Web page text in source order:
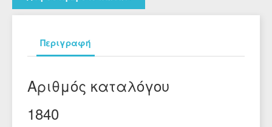
Περιγραφή
Αριθμός καταλόγου
1840